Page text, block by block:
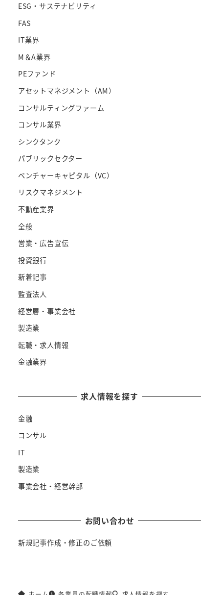
ESG・サステナビリティ
FAS
IT業界
M＆A業界
PEファンド
アセットマネジメント（AM）
コンサルティングファーム
コンサル業界
シンクタンク
パブリックセクター
ベンチャーキャピタル（VC）
リスクマネジメント
不動産業界
全般
営業・広告宣伝
投資銀行
新着記事
監査法人
経営層・事業会社
製造業
転職・求人情報
金融業界
求人情報を探す
金融
コンサル
IT
製造業
事業会社・経営幹部
お問い合わせ
新規記事作成・修正のご依頼